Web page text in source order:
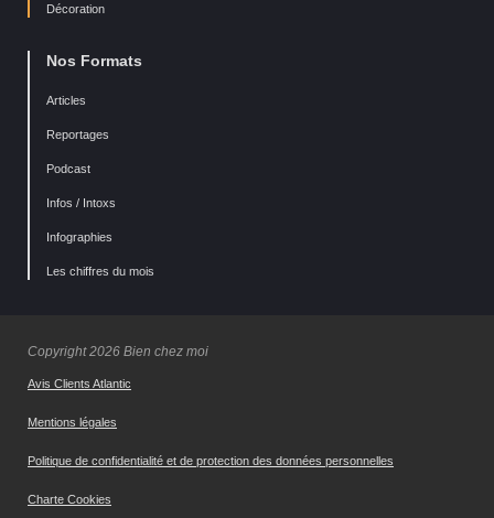
Décoration
Nos Formats
Articles
Reportages
Podcast
Infos / Intoxs
Infographies
Les chiffres du mois
Copyright 2026 Bien chez moi
Avis Clients Atlantic
Mentions légales
Politique de confidentialité et de protection des données personnelles
Charte Cookies